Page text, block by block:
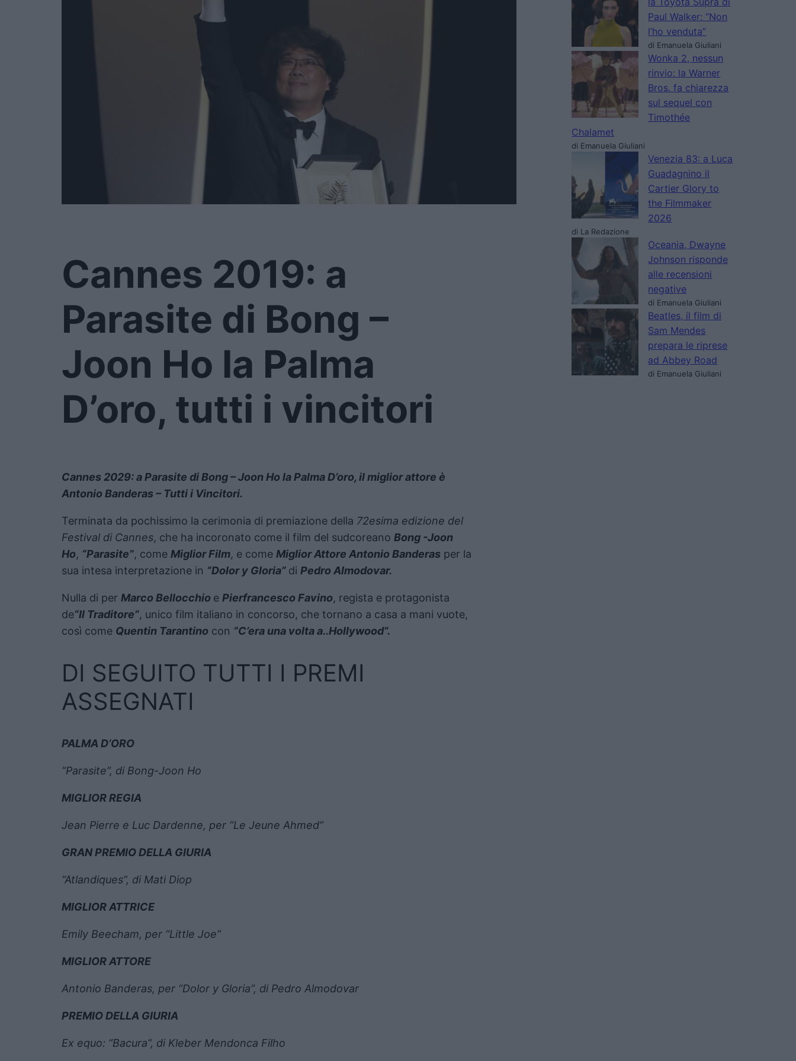
Cannes 2019: a
Parasite di Bong –
Joon Ho la Palma
D’oro, tutti i vincitori
Cannes 2029: a Parasite di Bong – Joon Ho la Palma D’oro, il miglior attore è
Antonio Banderas – Tutti i Vincitori.
Terminata da pochissimo la cerimonia di premiazione della 72esima edizione del
Festival di Cannes, che ha incoronato come il film del sudcoreano Bong -Joon
Ho, “Parasite”, come Miglior Film, e come Miglior Attore Antonio Banderas per la
sua intesa interpretazione in “Dolor y Gloria” di Pedro Almodovar.
Nulla di per Marco Bellocchio e Pierfrancesco Favino, regista e protagonista
de“Il Traditore”, unico film italiano in concorso, che tornano a casa a mani vuote,
così come Quentin Tarantino con “C’era una volta a..Hollywood”.
DI SEGUITO TUTTI I PREMI
ASSEGNATI
PALMA D’ORO
“Parasite”, di Bong-Joon Ho
MIGLIOR REGIA
Jean Pierre e Luc Dardenne, per “Le Jeune Ahmed”
GRAN PREMIO DELLA GIURIA
“Atlandiques”, di Mati Diop
MIGLIOR ATTRICE
Emily Beecham, per “Little Joe”
MIGLIOR ATTORE
Antonio Banderas, per “Dolor y Gloria”, di Pedro Almodovar
PREMIO DELLA GIURIA
Ex equo: “Bacura”, di Kleber Mendonca Filho
Paul Walker: “Non
l’ho venduta”
di Emanuela Giuliani
Wonka 2, nessun
rinvio: la Warner
Bros. fa chiarezza
sul sequel con
Timothée
Chalamet
di Emanuela Giuliani
Venezia 83: a Luca
Guadagnino il
Cartier Glory to
the Filmmaker
2026
di La Redazione
Oceania, Dwayne
Johnson risponde
alle recensioni
negative
di Emanuela Giuliani
Beatles, il film di
Sam Mendes
prepara le riprese
ad Abbey Road
di Emanuela Giuliani